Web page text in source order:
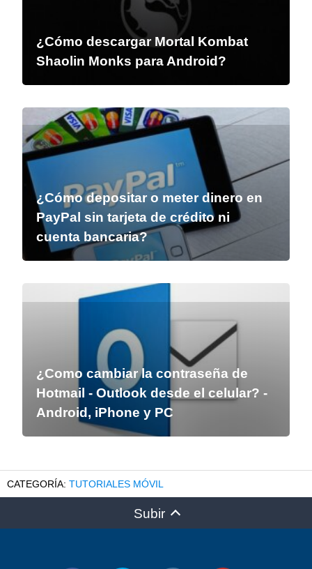
¿Cómo descargar Mortal Kombat
Shaolin Monks para Android?
¿Cómo depositar o meter dinero en
PayPal sin tarjeta de crédito ni
cuenta bancaria?
¿Como cambiar la contraseña de
Hotmail - Outlook desde el celular? -
Android, iPhone y PC
TUTORIALES MÓVIL
Subir